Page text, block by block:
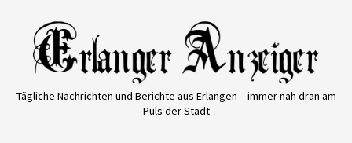
Tägliche Nachrichten und Berichte aus Erlangen – immer nah dran am
Puls der Stadt